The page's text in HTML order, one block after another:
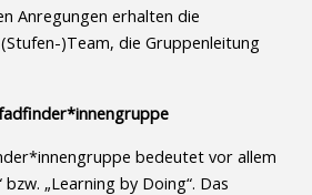
Anregungen erhalten die
)Team, die Gruppenleitung
bedeutet vor allem
„Learning by Doing“. Das